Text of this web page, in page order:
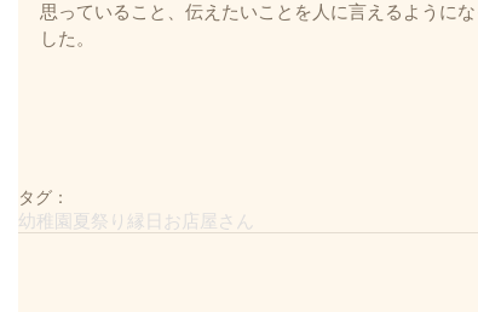
思っていること、伝えたいことを人に言えるように
した。
タグ：
幼稚園 夏祭り 縁日 お店屋さん